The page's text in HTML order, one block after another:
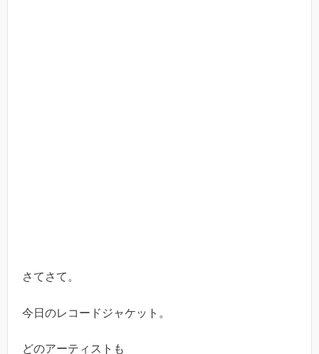
さてさて。
今日のレコードジャケット。
どのアーティストも